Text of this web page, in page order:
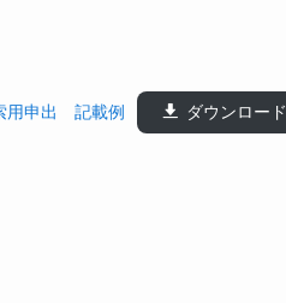
申出 記載例 ダウンロード